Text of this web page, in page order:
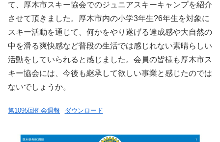
て、厚木市スキー協会でのジュニアスキーキャンプを紹介
させて頂きました。厚木市内の小学3年生?6年生を対象に
スキー活動を通じて、何かをやり遂げる達成感や大自然の
中を滑る爽快感など普段の生活では感じれない素晴らしい
活動をしていられると感じました。会員の皆様も厚木市ス
キー協会には、今後も継承して欲しい事業と感じたのでは
ないでしょうか。
第1095回例会週報 ダウンロード